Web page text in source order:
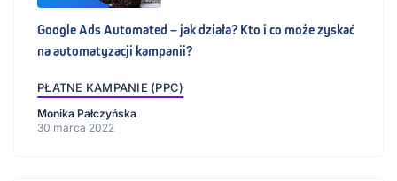
Google Ads Automated – jak działa? Kto i co może zyskać
na automatyzacji kampanii?
PŁATNE KAMPANIE (PPC)
Monika Pałczyńska
30 marca 2022